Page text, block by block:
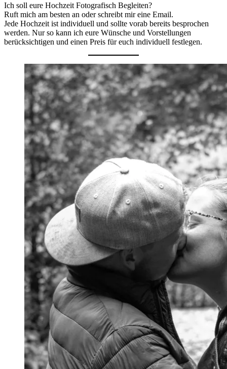
Ich soll eure Hochzeit Fotografisch Begleiten?
Ruft mich am besten an oder schreibt mir eine Email.
Jede Hochzeit ist individuell und sollte vorab bereits besprochen
werden. Nur so kann ich eure Wünsche und Vorstellungen
berücksichtigen und einen Preis für euch individuell festlegen.